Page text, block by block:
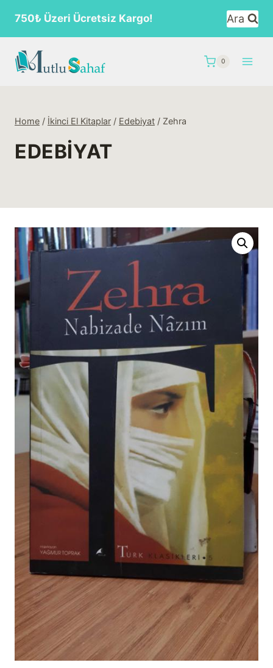
content
750₺ Üzeri Ücretsiz Kargo! Ara
0
Home / İkinci El Kitaplar / Edebiyat / Zehra
EDEBIYAT